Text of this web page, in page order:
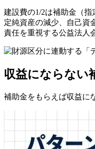
建設費の1/2は補助金（
定純資産の減少、自己資
責任を重視する公益法人
収益にならな
補助金をもらえば収益に